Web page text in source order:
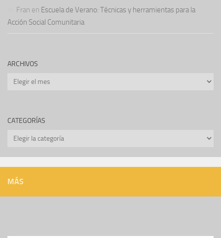
Fran en Escuela de Verano: Técnicas y herramientas para la
Acción Social Comunitaria
ARCHIVOS
Archivos
CATEGORÍAS
Categorías
MÁS